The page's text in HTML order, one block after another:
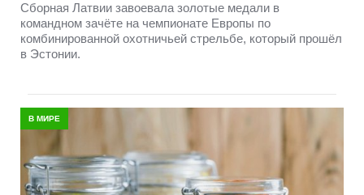
Сборная Латвии завоевала золотые медали в
командном зачёте на чемпионате Европы по
комбинированной охотничьей стрельбе, который прошёл
в Эстонии.
В МИРЕ